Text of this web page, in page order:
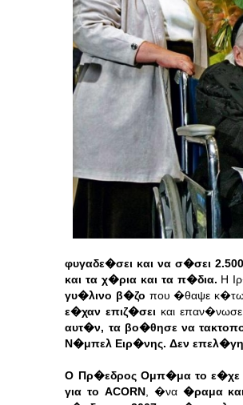
φυγαδε�σει και να σ�σει
και τα χ�ρια και τα π�δια. Η
γυ�λινο β�ζο που �θαψε
ε�χαν επιζ�σει και
αυτ�ν, τα βο�θησε να
Ν�μπελ Ειρ�νης. Δεν
Ο Πρ�εδρος Ομπ�μα το ε�χε
για το ACORΝ, �να �ραμα